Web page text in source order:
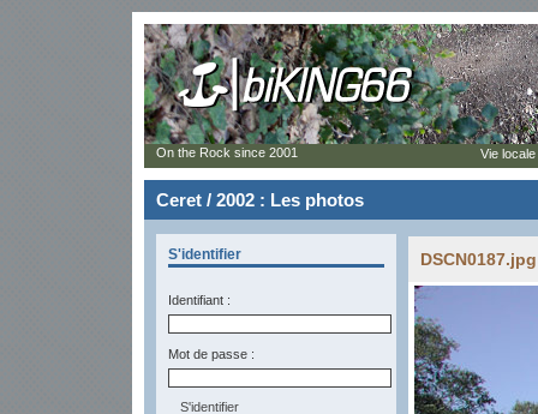
Ceret / 2002 : Les photos
S'identifier
Identifiant :
Mot de passe :
On the Rock since 2001 Vie